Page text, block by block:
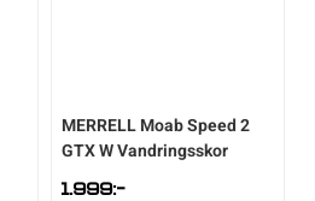
MERRELLMoab Speed 2
GTX W Vandringsskor
1.999:-